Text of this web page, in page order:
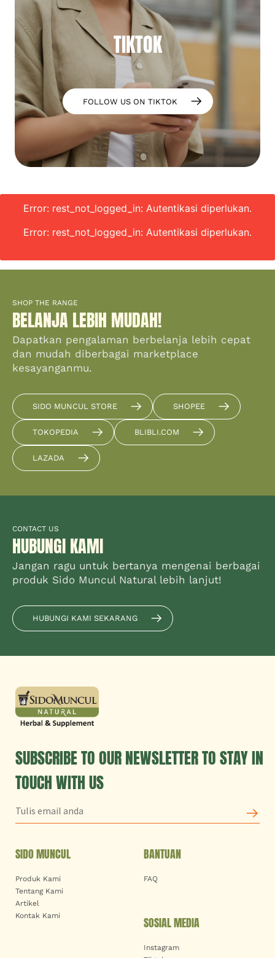
TIKTOK
FOLLOW US ON TIKTOK
Error: rest_not_logged_in: Autentikasi diperlukan.
Error: rest_not_logged_in: Autentikasi diperlukan.
SHOP THE RANGE
BELANJA LEBIH MUDAH!
Dapatkan pengalaman berbelanja lebih cepat
dan mudah diberbagai marketplace
kesayanganmu.
SIDO MUNCUL STORE SHOPEE
TOKOPEDIA BLIBLI.COM
LAZADA
CONTACT US
HUBUNGI KAMI
Jangan ragu untuk bertanya mengenai berbagai
produk Sido Muncul Natural lebih lanjut!
HUBUNGI KAMI SEKARANG
SUBSCRIBE TO OUR NEWSLETTER TO STAY IN
TOUCH WITH US
SIDO MUNCUL
Produk Kami
Tentang Kami
Artikel
Kontak Kami
BANTUAN
FAQ
SOSIAL MEDIA
Instagram